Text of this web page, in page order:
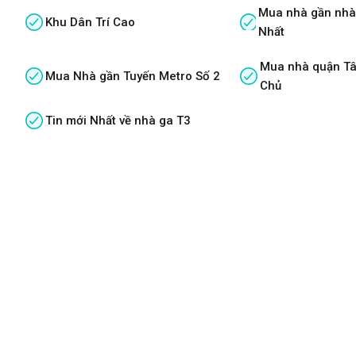
Khu Dân Trí Cao
Mua nhà gần
Nhất
Mua Nhà gần Tuyến Metro Số 2
Mua nhà quận
Chủ
Tin mới Nhất về nhà ga T3